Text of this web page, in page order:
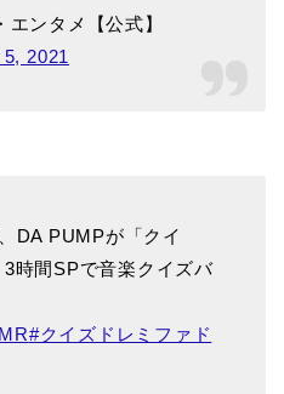
ンタメ【公式】
2021
DA PUMPが「クイ
時間SPで音楽クイズバ
#クイズドレミファド